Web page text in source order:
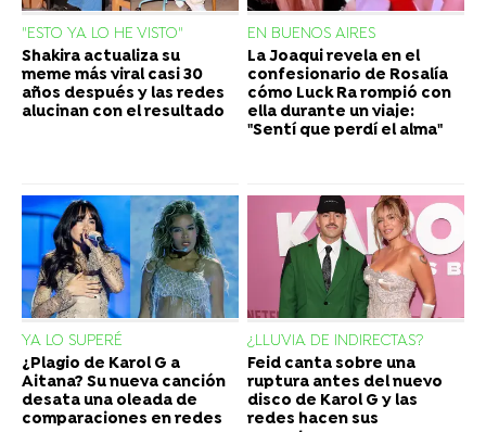
"ESTO YA LO HE VISTO"
Shakira actualiza su
meme más viral casi 30
años después y las redes
alucinan con el resultado
EN BUENOS AIRES
La Joaqui revela en el
confesionario de Rosalía
cómo Luck Ra rompió con
ella durante un viaje:
"Sentí que perdí el alma"
YA LO SUPERÉ
¿Plagio de Karol G a
Aitana? Su nueva canción
desata una oleada de
comparaciones en redes
¿LLUVIA DE INDIRECTAS?
Feid canta sobre una
ruptura antes del nuevo
disco de Karol G y las
redes hacen sus